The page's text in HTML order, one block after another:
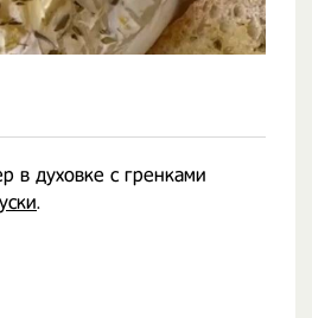
в духовке с гренками
.